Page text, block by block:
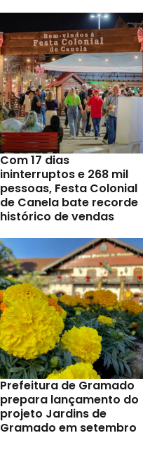
Com 17 dias
ininterruptos e 268 mil
pessoas, Festa Colonial
de Canela bate recorde
histórico de vendas
Prefeitura de Gramado
prepara lançamento do
projeto Jardins de
Gramado em setembro